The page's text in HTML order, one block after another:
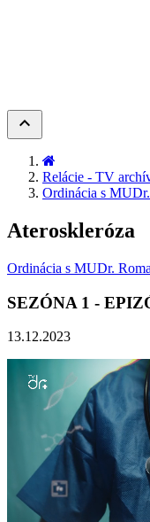
keyboard_arrow_up
Relácie - TV
Ordinácia s
Ateroskleróza
Ordinácia s MUDr.
SEZÓNA 1 -
13.12.2023